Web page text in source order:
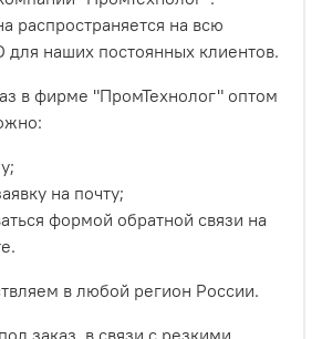
распространяется на всю
для наших постоянных клиентов.
в фирме "ПромТехнолог" оптом
на почту;
формой обратной связи на
в любой регион России.
заказ, в связи с резкими